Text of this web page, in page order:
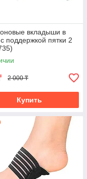
вкладыши в
поддержкой пятки 2
2 000 ₸
Купить